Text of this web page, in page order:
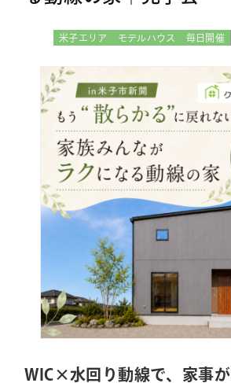
米子エリア モデルハウス 毎日開催
WIC×水回り動線で、家事